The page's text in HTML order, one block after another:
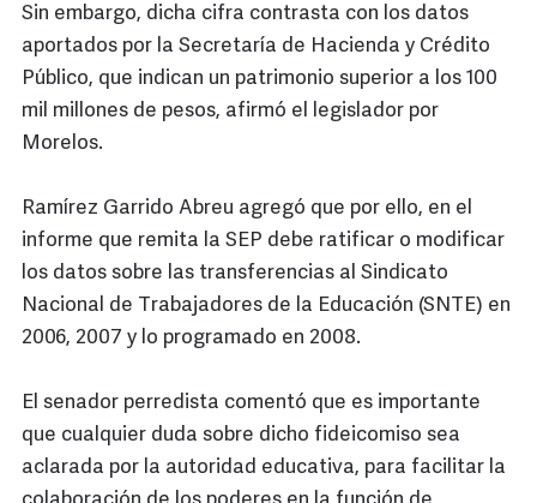
Sin embargo, dicha cifra contrasta con los datos
aportados por la Secretaría de Hacienda y Crédito
Público, que indican un patrimonio superior a los 100
mil millones de pesos, afirmó el legislador por
Morelos.
Ramírez Garrido Abreu agregó que por ello, en el
informe que remita la SEP debe ratificar o modificar
los datos sobre las transferencias al Sindicato
Nacional de Trabajadores de la Educación (SNTE) en
2006, 2007 y lo programado en 2008.
El senador perredista comentó que es importante
que cualquier duda sobre dicho fideicomiso sea
aclarada por la autoridad educativa, para facilitar la